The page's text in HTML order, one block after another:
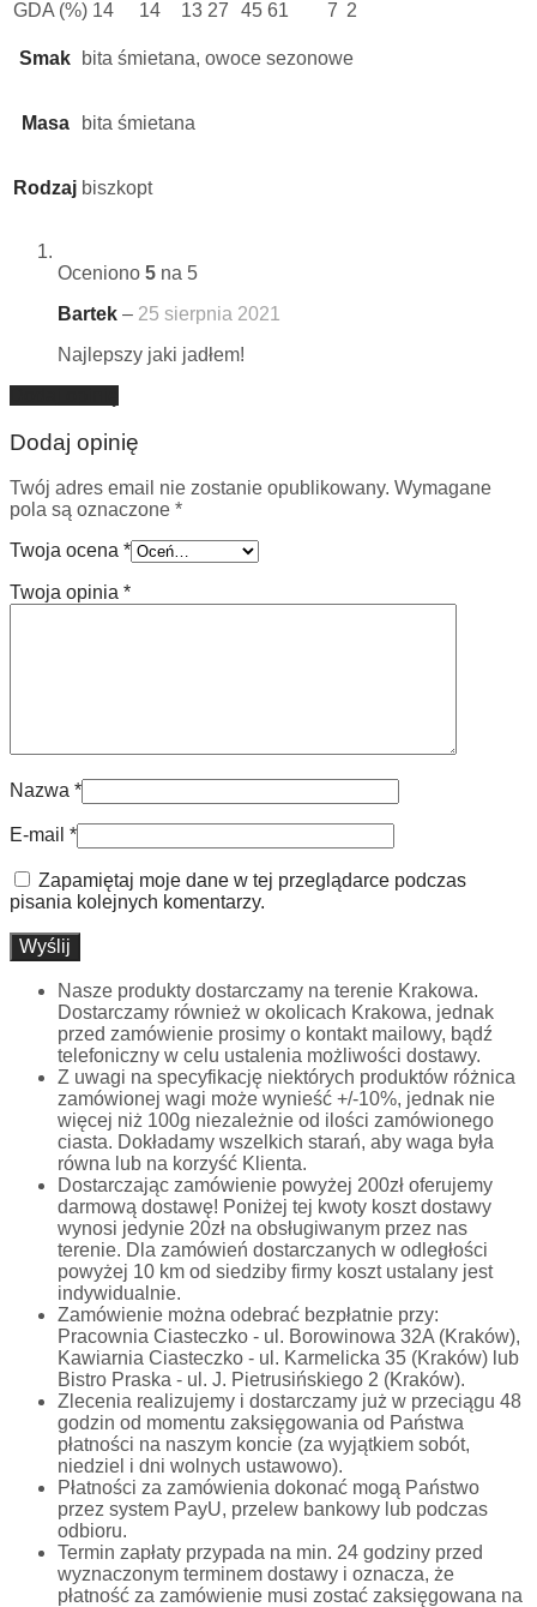
GDA (%) 14 14 13 27 45 61 7 2
Smak bita śmietana, owoce sezonowe
Masa bita śmietana
Rodzaj biszkopt
Oceniono 5 na 5
Bartek – 25 sierpnia 2021
Najlepszy jaki jadłem!
Dodaj opinię
Twój adres email nie zostanie opublikowany. Wymagane
pola są oznaczone *
Twoja ocena *
Twoja opinia *
Nazwa *
E-mail *
Zapamiętaj moje dane w tej przeglądarce podczas
pisania kolejnych komentarzy.
Nasze produkty dostarczamy na terenie Krakowa.
Dostarczamy również w okolicach Krakowa, jednak
przed zamówienie prosimy o kontakt mailowy, bądź
telefoniczny w celu ustalenia możliwości dostawy.
Z uwagi na specyfikację niektórych produktów różnica
zamówionej wagi może wynieść +/-10%, jednak nie
więcej niż 100g niezależnie od ilości zamówionego
ciasta. Dokładamy wszelkich starań, aby waga była
równa lub na korzyść Klienta.
Dostarczając zamówienie powyżej 200zł oferujemy
darmową dostawę! Poniżej tej kwoty koszt dostawy
wynosi jedynie 20zł na obsługiwanym przez nas
terenie. Dla zamówień dostarczanych w odległości
powyżej 10 km od siedziby firmy koszt ustalany jest
indywidualnie.
Zamówienie można odebrać bezpłatnie przy:
Pracownia Ciasteczko - ul. Borowinowa 32A (Kraków),
Kawiarnia Ciasteczko - ul. Karmelicka 35 (Kraków) lub
Bistro Praska - ul. J. Pietrusińskiego 2 (Kraków).
Zlecenia realizujemy i dostarczamy już w przeciągu 48
godzin od momentu zaksięgowania od Państwa
płatności na naszym koncie (za wyjątkiem sobót,
niedziel i dni wolnych ustawowo).
Płatności za zamówienia dokonać mogą Państwo
przez system PayU, przelew bankowy lub podczas
odbioru.
Termin zapłaty przypada na min. 24 godziny przed
wyznaczonym terminem dostawy i oznacza, że
płatność za zamówienie musi zostać zaksięgowana na